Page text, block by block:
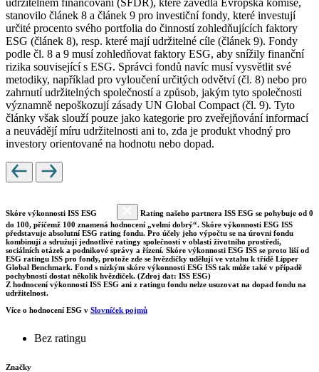
stanovilo článek 8 a článek 9 pro investiční fondy, které investují
určité procento svého portfolia do činností zohledňujících faktory
ESG (článek 8), resp. které mají udržitelné cíle (článek 9). Fondy
podle čl. 8 a 9 musí zohledňovat faktory ESG, aby snížily finanční
rizika související s ESG. Správci fondů navíc musí vysvětlit své
metodiky, například pro vyloučení určitých odvětví (čl. 8) nebo pro
zahrnutí udržitelných společností a způsob, jakým tyto společnosti
významně nepoškozují zásady UN Global Compact (čl. 9). Tyto
články však slouží pouze jako kategorie pro zveřejňování informací
a neuvádějí míru udržitelnosti ani to, zda je produkt vhodný pro
investory orientované na hodnotu nebo dopad.
Skóre výkonnosti ISS ESG
Rating našeho partnera ISS ESG se pohybuje od 0
do 100, přičemž 100 znamená hodnocení „velmi dobrý“. Skóre výkonnosti ESG ISS
představuje absolutní ESG rating fondu. Pro účely jeho výpočtu se na úrovni fondu
kombinují a sdružují jednotlivé ratingy společností v oblasti životního prostředí,
sociálních otázek a podnikové správy a řízení. Skóre výkonnosti ESG ISS se proto liší od
ESG ratingu ISS pro fondy, protože zde se hvězdičky udělují ve vztahu k třídě Lipper
Global Benchmark. Fond s nízkým skóre výkonnosti ESG ISS tak může také v případě
pochybností dostat několik hvězdiček. (Zdroj dat: ISS ESG)
Z hodnocení výkonnosti ISS ESG ani z ratingu fondu nelze usuzovat na dopad fondu na
udržitelnost.
Více o hodnocení ESG v Slovníček pojmů
Bez ratingu
Značky